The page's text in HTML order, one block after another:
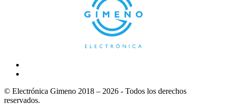
© Electrónica Gimeno 2018 – 2026 - Todos los derechos
reservados.